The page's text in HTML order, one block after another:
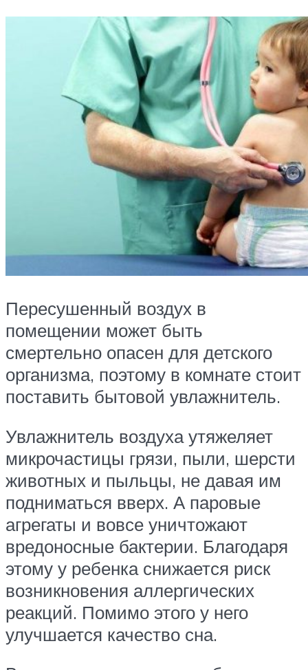
Пересушенный воздух в
помещении может быть
смертельно опасен для детского
организма, поэтому в комнате стоит
поставить бытовой увлажнитель.
Увлажнитель воздуха утяжеляет
микрочастицы грязи, пыли, шерсти
животных и пыльцы, не давая им
подниматься вверх. А паровые
агрегаты и вовсе уничтожают
вредоносные бактерии. Благодаря
этому у ребенка снижается риск
возникновения аллергических
реакций. Помимо этого у него
улучшается качество сна.